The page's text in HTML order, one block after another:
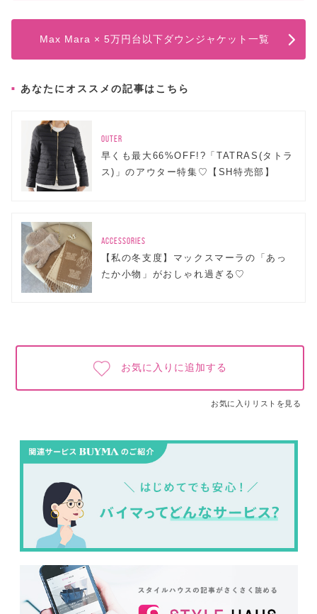
Max Mara × 5万円台以下ダウンジャケット一覧
あなたにオススメの記事はこちら
OUTER
早くも最大66%OFF!?「TATRAS(タトラ
ス)」のアウター特集♡【SH特売部】
ACCESSORIES
【私の冬支度】マックスマーラの「あっ
たか小物」がおしゃれ過ぎる♡
お気に入りに追加する
お気に入りリストを見る